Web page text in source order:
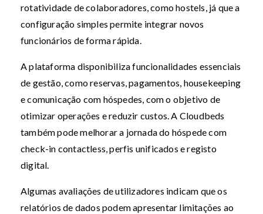
rotatividade de colaboradores, como hostels, já que a
configuração simples permite integrar novos
funcionários de forma rápida.
A plataforma disponibiliza funcionalidades essenciais
de gestão, como reservas, pagamentos, housekeeping
e comunicação com hóspedes, com o objetivo de
otimizar operações e reduzir custos. A Cloudbeds
também pode melhorar a jornada do hóspede com
check-in contactless, perfis unificados e registo
digital.
Algumas avaliações de utilizadores indicam que os
relatórios de dados podem apresentar limitações ao